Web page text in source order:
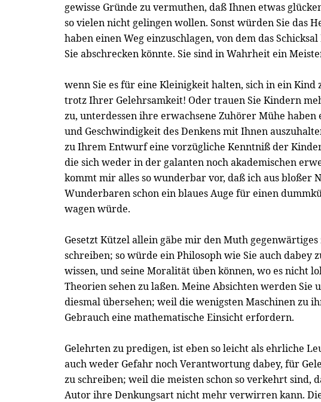
gewisse Gründe zu vermuthen, daß Ihnen etwas
so vielen nicht gelingen wollen. Sonst würden Sie das
haben einen Weg einzuschlagen, von dem das
Sie abschrecken könnte. Sie sind in Wahrheit ein
wenn Sie es für eine Kleinigkeit halten, sich in ein Kind
trotz Ihrer Gelehrsamkeit! Oder trauen Sie Kindern
zu, unterdessen ihre erwachsene Zuhörer Mühe haben
und Geschwindigkeit des Denkens mit Ihnen
zu Ihrem Entwurf eine vorzügliche Kenntniß der
die sich weder in der galanten noch akademischen
kommt mir alles so wunderbar vor, daß ich aus bloßer
Wunderbaren schon ein blaues Auge für einen
wagen würde.
Gesetzt Kützel allein gäbe mir den Muth gegenwärtiges
schreiben; so würde ein Philosoph wie Sie auch dabey
wissen, und seine Moralität üben können, wo es nicht
Theorien sehen zu laßen. Meine Absichten werden Sie
diesmal übersehen; weil die wenigsten Maschinen zu
Gebrauch eine mathematische Einsicht erfordern.
Gelehrten zu predigen, ist eben so leicht als ehrliche
auch weder Gefahr noch Verantwortung dabey, für
zu schreiben; weil die meisten schon so verkehrt sind,
Autor ihre Denkungsart nicht mehr verwirren kann.